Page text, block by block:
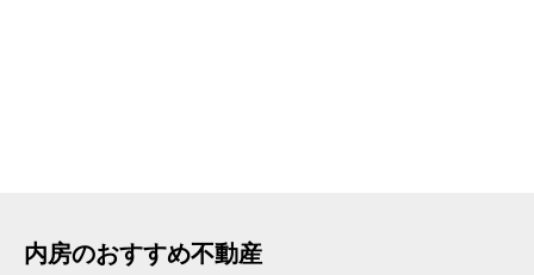
内房のおすすめ不動産
建築家のご紹介